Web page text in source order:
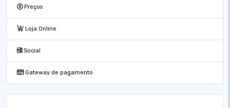
Preços
Loja Online
Social
Gateway de pagamento